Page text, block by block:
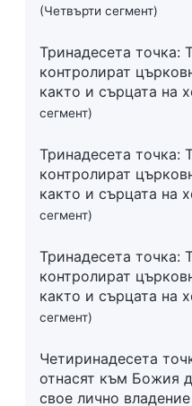
(Четвърти сегмент)
Тринадесета точка:
контролират
както и сърцата на
сегмент)
Тринадесета точка:
контролират
както и сърцата на
сегмент)
Тринадесета точка:
контролират
както и сърцата на
сегмент)
Четиринадесета
отнасят към Божия
свое лично владение